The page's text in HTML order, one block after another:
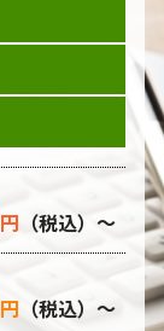
円 （税込）～
円 （税込）～